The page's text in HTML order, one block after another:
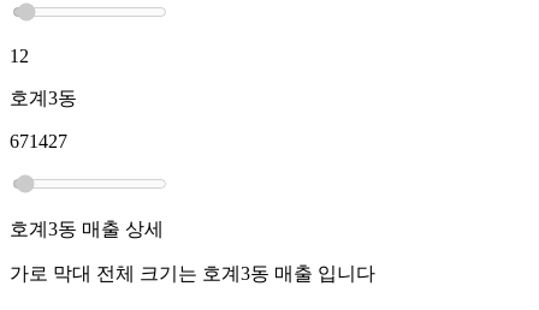
12
호계3동
671427
호계3동 매출 상세
가로 막대 전체 크기는 호계3동 매출 입니다